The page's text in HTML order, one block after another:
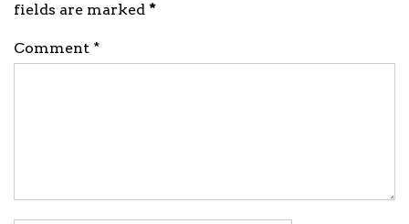
fields are marked *
Comment *